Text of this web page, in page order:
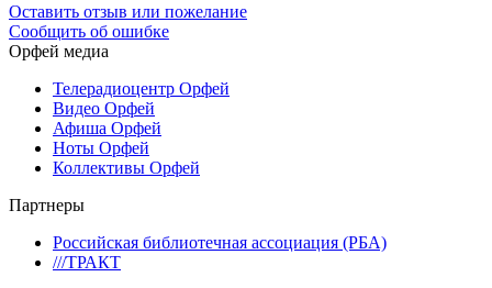
Оставить отзыв или пожелание
Сообщить об ошибке
Орфей медиа
Телерадиоцентр Орфей
Видео Орфей
Афиша Орфей
Ноты Орфей
Коллективы Орфей
Партнеры
Российская библиотечная ассоциация (РБА)
///ТРАКТ